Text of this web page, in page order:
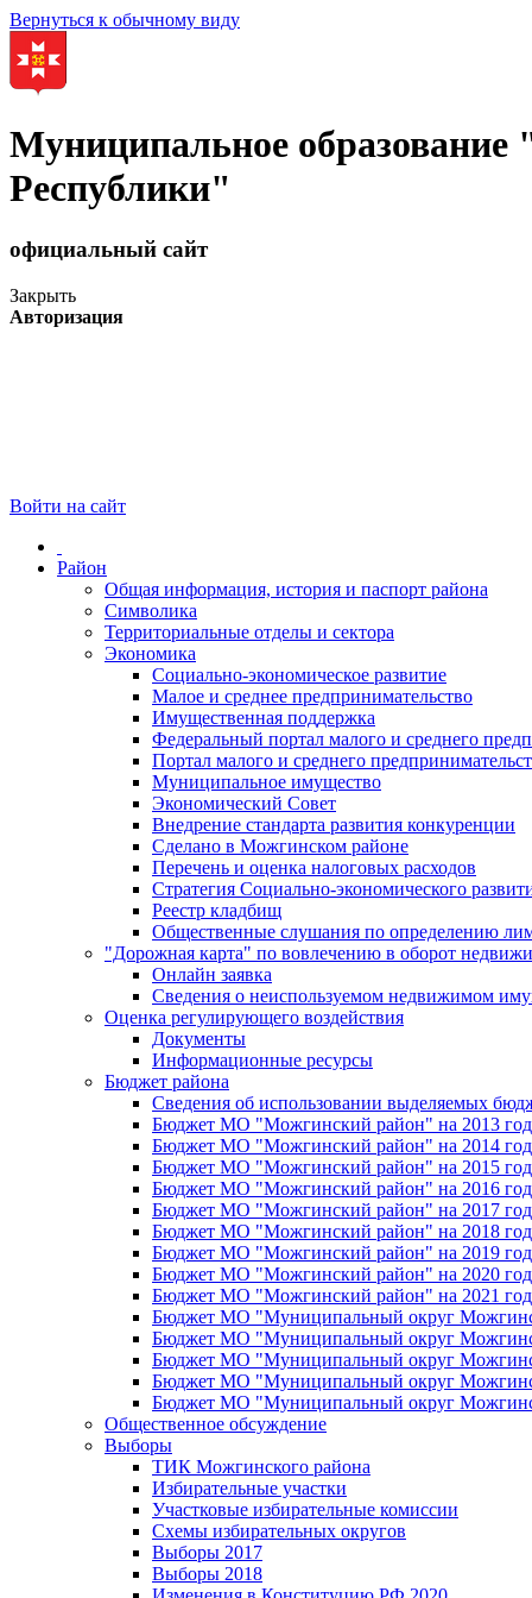
Вернуться к обычному виду
Муниципальное
Республики"
официальный сайт
Закрыть
Авторизация
Войти на сайт
Район
Общая информация, история и паспорт района
Символика
Территориальные отделы и сектора
Экономика
Социально-экономическое развитие
Малое и среднее предпринимательство
Имущественная поддержка
Федеральный портал малого и среднего
Портал малого и среднего
Муниципальное имущество
Экономический Совет
Внедрение стандарта развития конкуренции
Сделано в Можгинском районе
Перечень и оценка налоговых расходов
Стратегия Социально-экономического
Реестр кладбищ
Общественные слушания по определению
"Дорожная карта" по вовлечению в оборот
Онлайн заявка
Сведения о неиспользуемом недвижимом
Оценка регулирующего воздействия
Документы
Информационные ресурсы
Бюджет района
Сведения об использовании выделяемых
Бюджет МО "Можгинский район" на 2013 год
Бюджет МО "Можгинский район" на 2014 год
Бюджет МО "Можгинский район" на 2015 год
Бюджет МО "Можгинский район" на 2016 год
Бюджет МО "Можгинский район" на 2017 год
Бюджет МО "Можгинский район" на 2018 год
Бюджет МО "Можгинский район" на 2019 год
Бюджет МО "Можгинский район" на 2020 год
Бюджет МО "Можгинский район" на 2021 год
Бюджет МО "Муниципальный округ
Бюджет МО "Муниципальный округ
Бюджет МО "Муниципальный округ
Бюджет МО "Муниципальный округ
Бюджет МО "Муниципальный округ
Общественное обсуждение
Выборы
ТИК Можгинского района
Избирательные участки
Участковые избирательные комиссии
Схемы избирательных округов
Выборы 2017
Выборы 2018